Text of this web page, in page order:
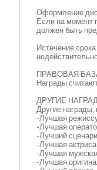
Оформление
Если на момент
должен быть
Истечение
ПРАВОВАЯ
Награды
ДРУГИЕ
Другие
-Лучшая
-Лучшая
-Лучший
-Лучшая актриса
-Лучшая
-Лучшая